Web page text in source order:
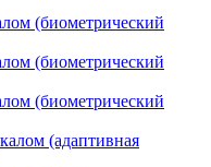
(биометрический
(биометрический
(биометрический
(адаптивная